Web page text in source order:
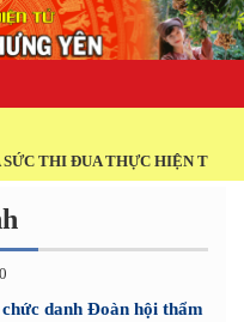
ĐUA THỰC HIỆN THẮNG
danh Đoàn hội thẩm